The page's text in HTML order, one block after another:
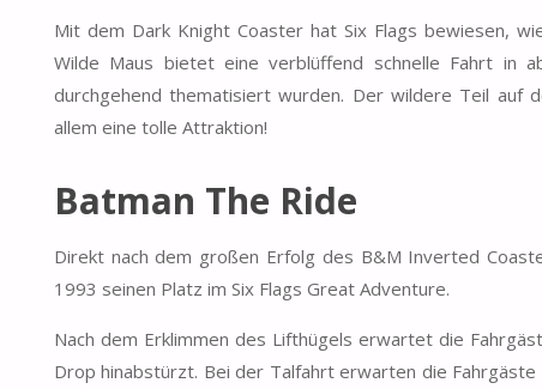
Mit dem Dark Knight Coaster hat Six Flags bewiesen,
Wilde Maus bietet eine verblüffend schnelle Fahrt in
durchgehend thematisiert wurden. Der wildere Teil auf
allem eine tolle Attraktion!
Batman The Ride
Direkt nach dem großen Erfolg des B&M Inverted
1993 seinen Platz im Six Flags Great Adventure.
Nach dem Erklimmen des Lifthügels erwartet die
Drop hinabstürzt. Bei der Talfahrt erwarten die